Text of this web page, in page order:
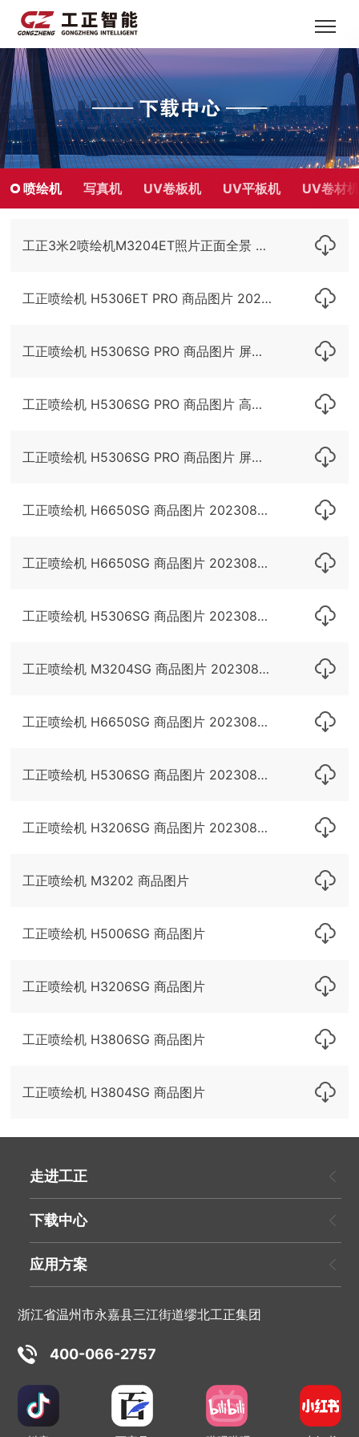
喷绘机 写真机 UV卷板机 UV平板机 UV卷材机
工正3米2喷绘机M3204ET照片正面全景 20250908
工正喷绘机 H5306ET PRO 商品图片 20240827
工正喷绘机 H5306SG PRO 商品图片 屏幕演示 20231215
工正喷绘机 H5306SG PRO 商品图片 高清印刷 20231215
工正喷绘机 H5306SG PRO 商品图片 屏幕演示 20231125
工正喷绘机 H6650SG 商品图片 20230829
工正喷绘机 H6650SG 商品图片 20230830
工正喷绘机 H5306SG 商品图片 20230829
工正喷绘机 M3204SG 商品图片 20230830
工正喷绘机 H6650SG 商品图片 20230830
工正喷绘机 H5306SG 商品图片 20230830
工正喷绘机 H3206SG 商品图片 20230830
工正喷绘机 M3202 商品图片
工正喷绘机 H5006SG 商品图片
工正喷绘机 H3206SG 商品图片
工正喷绘机 H3806SG 商品图片
工正喷绘机 H3804SG 商品图片
走进工正
下载中心
应用方案
浙江省温州市永嘉县三江街道缪北工正集团
400-066-2757
联系方式